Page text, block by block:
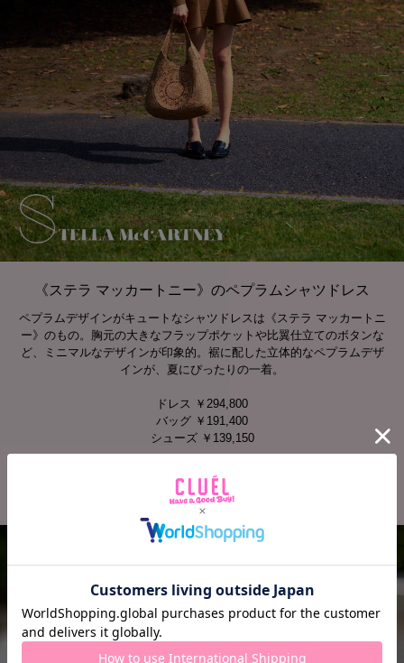
《ステラ マッカートニー》のペプラムシャツドレス
ペプラムデザインがキュートなシャツドレスは《ステラ マッカートニ
ー》のもの。胸元の大きなフラップポケットや比翼仕立てのボタンな
ど、ミニマルなデザインが印象的。裾に配した立体的なペプラムデザ
インが、夏にぴったりの一着。
ドレス ￥294,800
バッグ ￥191,400
シューズ ￥139,150
以上すべてSTELLA McCARTNEY
（ステラ マッカートニー ジャパン）